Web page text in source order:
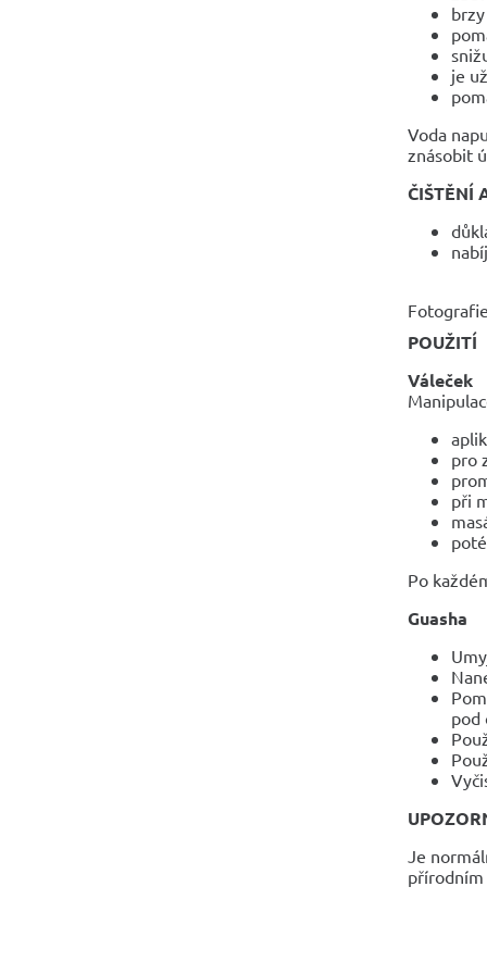
je
Voda
znásobit
ČIŠTĚNÍ
POUŽITÍ
Váleček
pro
při
Po
Guasha
pod
Je
přírodním